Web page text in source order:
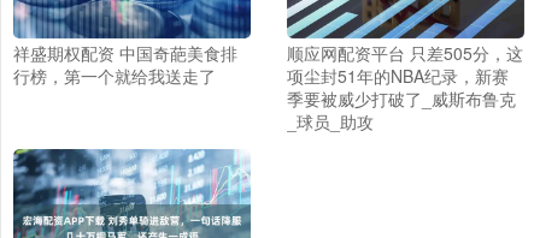
祥盛期权配资 中国奇葩美食排
行榜，第一个就给我送走了
顺应网配资平台 只差505分，这
项尘封51年的NBA纪录，新赛
季要被威少打破了_威斯布鲁克
_球员_助攻